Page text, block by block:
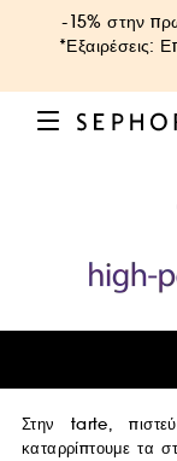
-15% στην
*Εξαιρέσεις:
Στην tarte,
καταρρίπτουμε τα